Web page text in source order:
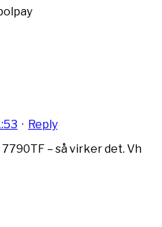
· Reply
– så virker det. Vh